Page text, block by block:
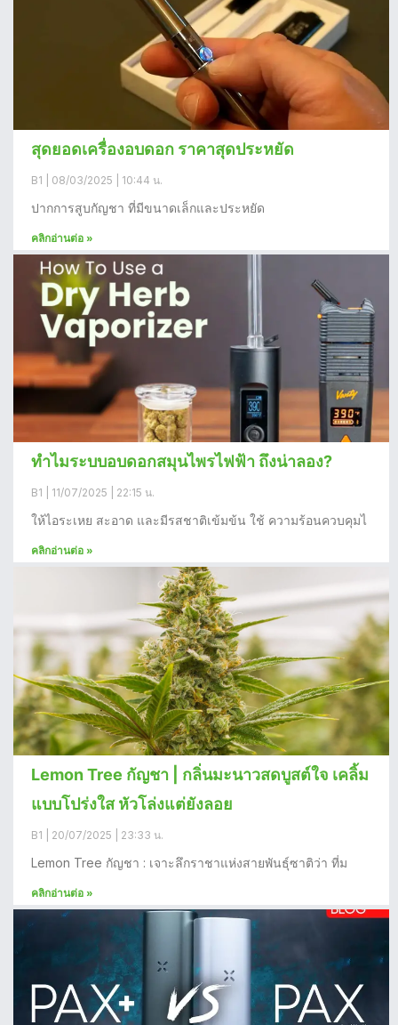
สุดยอดเครื่องอบดอก ราคาสุดประหยัด
B1 08/03/2025 10:44 น.
ปากการสูบกัญชา ที่มีขนาดเล็กและประหยัด
คลิกอ่านต่อ »
ทำไมระบบอบดอกสมุนไพรไฟฟ้า ถึงน่าลอง?
B1 11/07/2025 22:15 น.
ให้ไอระเหย สะอาด และมีรสชาติเข้มข้น ใช้ ความร้อนควบคุมไ
คลิกอ่านต่อ »
Lemon Tree กัญชา | กลิ่นมะนาวสดบูสต์ใจ เคลิ้ม
แบบโปร่งใส หัวโล่งแต่ยังลอย
B1 20/07/2025 23:33 น.
Lemon Tree กัญชา : เจาะลึกราชาแห่งสายพันธุ์ซาติว่า ที่ม
คลิกอ่านต่อ »